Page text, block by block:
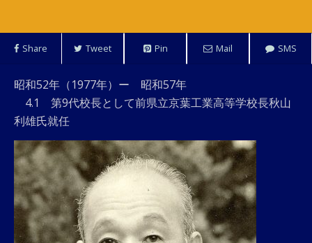
Share Tweet Pin Mail SMS
昭和52年（1977年）ー 昭和57年
4.1 第9代校長として前県立京葉工業高等学校長秋山
利雄氏就任